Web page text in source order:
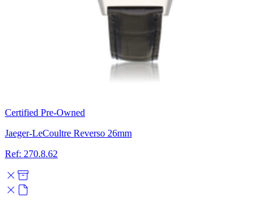
Certified Pre-Owned
Jaeger-LeCoultre Reverso 26mm
Ref: 270.8.62